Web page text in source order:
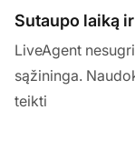
Sutaupo laiką
LiveAgent
sąžininga.
teikti